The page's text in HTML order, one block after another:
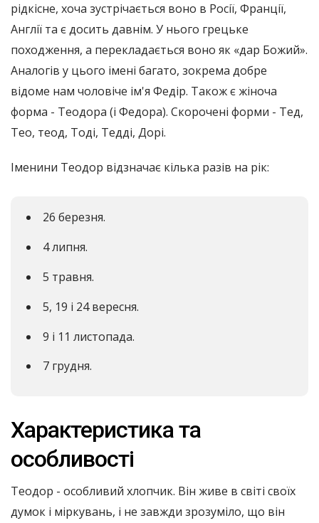
рідкісне, хоча зустрічається воно в Росії, Франції,
Англії та є досить давнім. У нього грецьке
походження, а перекладається воно як «дар Божий».
Аналогів у цього імені багато, зокрема добре
відоме нам чоловіче ім'я Федір. Також є жіноча
форма - Теодора (і Федора). Скорочені форми - Тед,
Тео, теод, Тоді, Тедді, Дорі.
Іменини Теодор відзначає кілька разів на рік:
26 березня.
4 липня.
5 травня.
5, 19 і 24 вересня.
9 і 11 листопада.
7 грудня.
Характеристика та
особливості
Теодор - особливий хлопчик. Він живе в світі своїх
думок і міркувань, і не завжди зрозуміло, що він